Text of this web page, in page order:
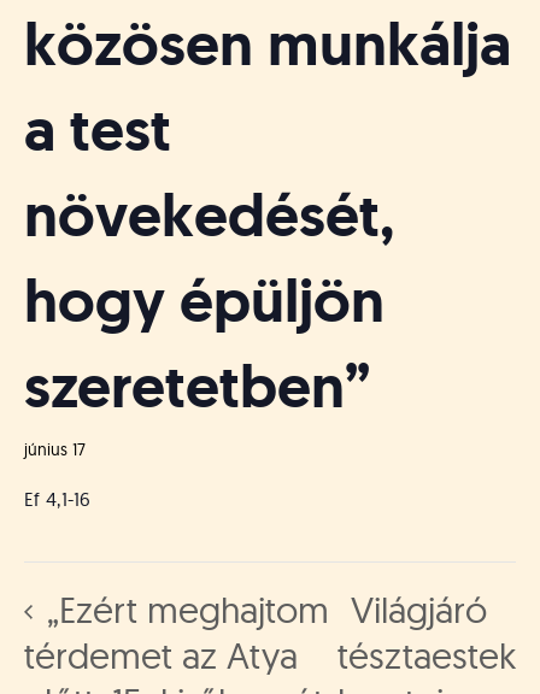
közösen munkálja
a test
növekedését,
hogy épüljön
szeretetben”
június 17
Ef 4,1-16
„Ezért meghajtom
térdemet az Atya
Világjáró
tésztaestek